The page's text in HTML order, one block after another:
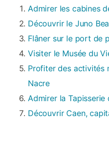
Admirer les cabines
Découvrir le Juno
Flâner sur le port de
Visiter le Musée du
Profiter des activités
Nacre
Admirer la Tapisserie
Découvrir Caen,